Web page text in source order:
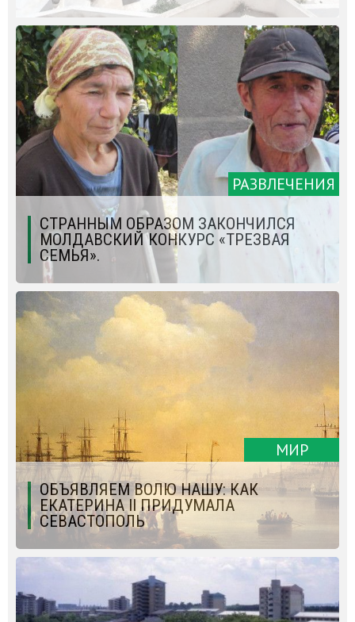
РАЗВЛЕЧЕНИЯ
СТРАННЫМ ОБРАЗОМ ЗАКОНЧИЛСЯ
МОЛДАВСКИЙ КОНКУРС «ТРЕЗВАЯ
СЕМЬЯ».
МИР
ОБЪЯВЛЯЕМ ВОЛЮ НАШУ: КАК
ЕКАТЕРИНА II ПРИДУМАЛА
СЕВАСТОПОЛЬ